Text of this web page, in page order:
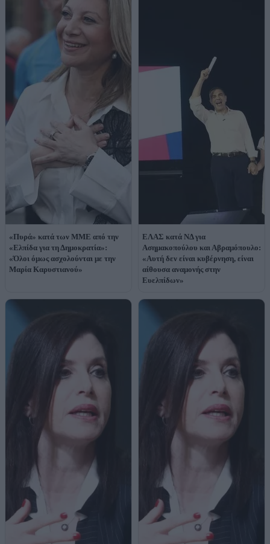
«Πυρά» κατά των ΜΜΕ από την
«Ελπίδα για τη Δημοκρατία»:
«Όλοι όμως ασχολούνται με την
Μαρία Καρυστιανού»
ΕΛΑΣ κατά ΝΔ για
Ασημακοπούλου και Αβραμόπουλο:
«Αυτή δεν είναι κυβέρνηση, είναι
αίθουσα αναμονής στην
Ευελπίδων»